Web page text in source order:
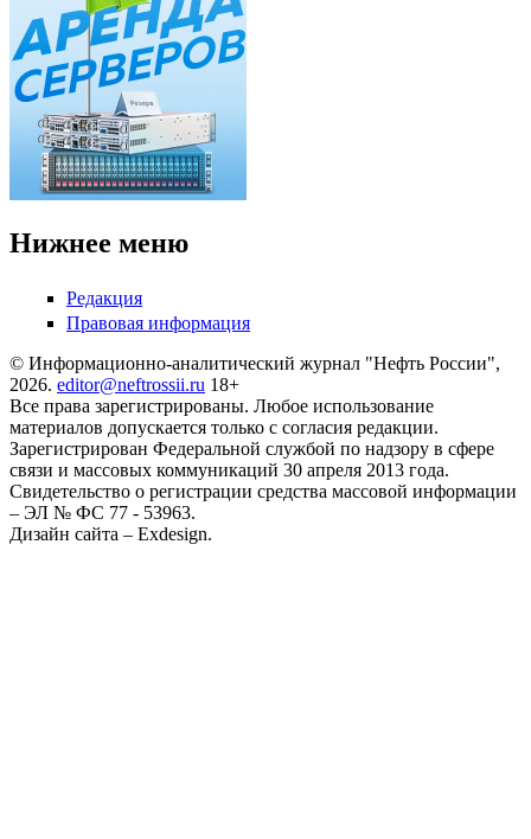
Нижнее меню
Редакция
Правовая информация
© Информационно-аналитический журнал "Нефть России",
2026. editor@neftrossii.ru 18+
Все права зарегистрированы. Любое использование
материалов допускается только с согласия редакции.
Зарегистрирован Федеральной службой по надзору в сфере
связи и массовых коммуникаций 30 апреля 2013 года.
Свидетельство о регистрации средства массовой информации
– ЭЛ № ФС 77 - 53963.
Дизайн сайта – Exdesign.